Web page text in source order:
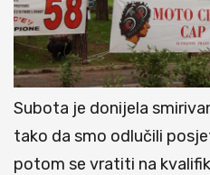
Subota je donijela
tako da smo odlučili
potom se vratiti na